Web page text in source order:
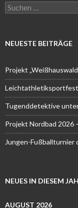
Suchen
nach:
NEUESTE BEITRÄGE
Projekt
Tugenddetektive
Projekt Nordbad 2026
Jungen-Fußballturnier
NEUES IN DIESEM
AUGUST 2026